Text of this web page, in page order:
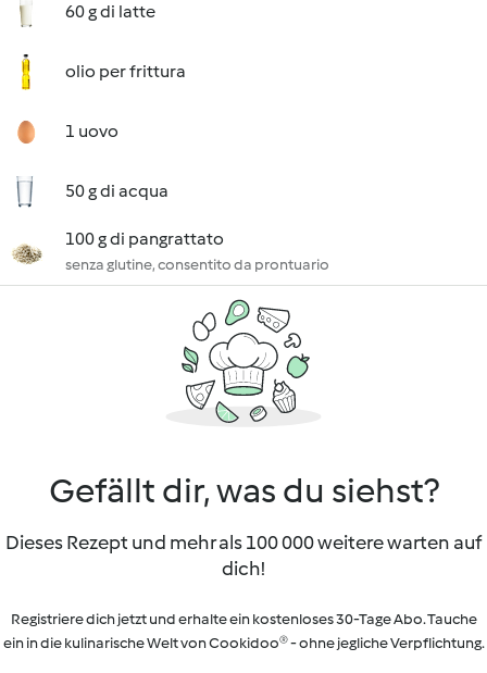
60 g di latte
olio per frittura
1 uovo
50 g di acqua
100 g di pangrattato
senza glutine, consentito da prontuario
Gefällt dir, was du siehst?
Dieses Rezept und mehr als 100 000 weitere warten auf
dich!
Registriere dich jetzt und erhalte ein kostenloses 30-Tage Abo. Tauche
ein in die kulinarische Welt von Cookidoo® - ohne jegliche Verpflichtung.